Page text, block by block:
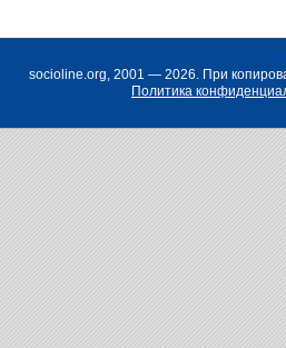
socioline.org, 2001 — 2026. При
Политика